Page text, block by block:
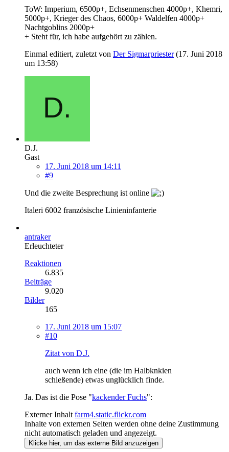
ToW: Imperium, 6500p+, Echsenmenschen 4000p+, Khemri,
5000p+, Krieger des Chaos, 6000p+ Waldelfen 4000p+
Nachtgoblins 2000p+
+ Steht für, ich habe aufgehört zu zählen.
Einmal editiert, zuletzt von Der Sigmarpriester(17. Juni 2018
um 13:58)
D.J.
Gast
17. Juni 2018 um 14:11
#9
Und die zweite Besprechung ist online
Italeri 6002 französische Linieninfanterie
antraker
Erleuchteter
Reaktionen
6.835
Beiträge
9.020
Bilder
165
17. Juni 2018 um 15:07
#10
Zitat von D.J.
auch wenn ich eine (die im Halbknkien
schießende) etwas unglücklich finde.
Ja. Das ist die Pose "kackender Fuchs":
Externer Inhalt farm4.static.flickr.com
Inhalte von externen Seiten werden ohne deine Zustimmung
nicht automatisch geladen und angezeigt.
Klicke hier, um das externe Bild anzuzeigen